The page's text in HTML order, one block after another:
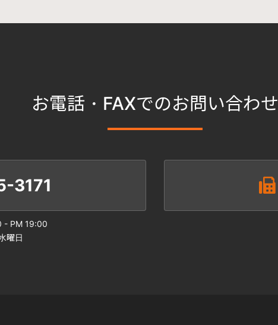
お電話・FAXでのお問い合わせ
3171
- PM 19:00
曜日